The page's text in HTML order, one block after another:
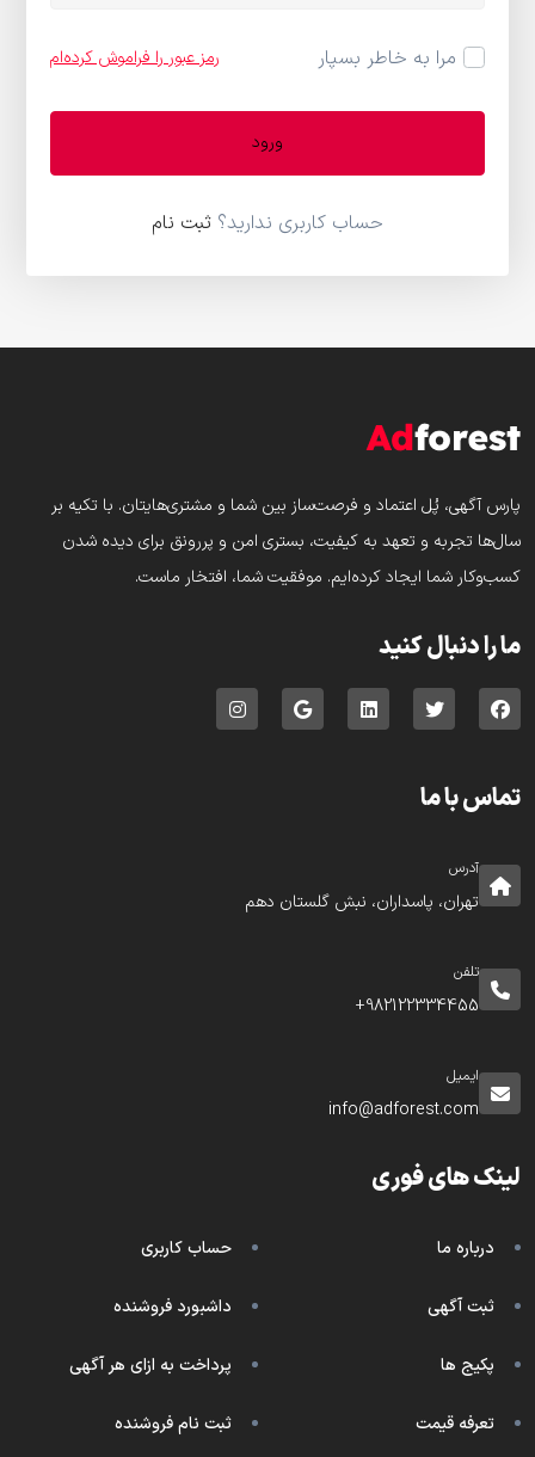
مرا به خاطر بسپار رمز عبور را فراموش کرده‌ام
ورود
حساب کاربری ندارید؟ ثبت نام
پارس‌ آگهی، پُل اعتماد و فرصت‌ساز بین شما و مشتری‌هایتان. با تکیه بر
سال‌ها تجربه و تعهد به کیفیت، بستری امن و پررونق برای دیده شدن
کسب‌وکار شما ایجاد کرده‌ایم. موفقیت شما، افتخار ماست.
ما را دنبال کنید
تماس با ما
آدرس
تهران، پاسداران، نبش گلستان دهم
تلفن
982122334455+
ایمیل
info@adforest.com
لینک های فوری
درباره ما
ثبت آگهی
پکیج ها
تعرفه قیمت
حساب کاربری
داشبورد فروشنده
پرداخت به ازای هر آگهی
ثبت نام فروشنده